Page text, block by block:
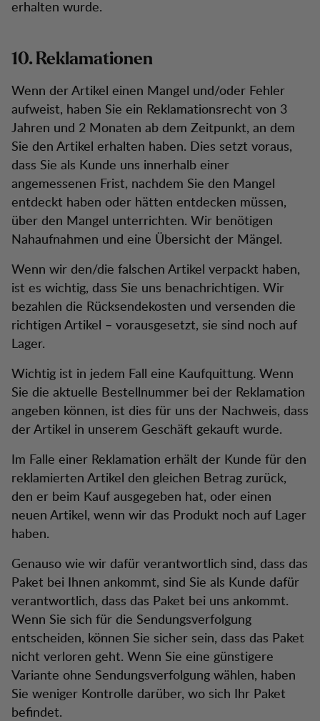
erhalten wurde.
10. Reklamationen
Wenn der Artikel einen Mangel und/oder Fehler
aufweist, haben Sie ein Reklamationsrecht von 3
Jahren und 2 Monaten ab dem Zeitpunkt, an dem
Sie den Artikel erhalten haben. Dies setzt voraus,
dass Sie als Kunde uns innerhalb einer
angemessenen Frist, nachdem Sie den Mangel
entdeckt haben oder hätten entdecken müssen,
über den Mangel unterrichten. Wir benötigen
Nahaufnahmen und eine Übersicht der Mängel.
Wenn wir den/die falschen Artikel verpackt haben,
ist es wichtig, dass Sie uns benachrichtigen. Wir
bezahlen die Rücksendekosten und versenden die
richtigen Artikel – vorausgesetzt, sie sind noch auf
Lager.
Wichtig ist in jedem Fall eine Kaufquittung. Wenn
Sie die aktuelle Bestellnummer bei der Reklamation
angeben können, ist dies für uns der Nachweis, dass
der Artikel in unserem Geschäft gekauft wurde.
Im Falle einer Reklamation erhält der Kunde für den
reklamierten Artikel den gleichen Betrag zurück,
den er beim Kauf ausgegeben hat, oder einen
neuen Artikel, wenn wir das Produkt noch auf Lager
haben.
Genauso wie wir dafür verantwortlich sind, dass das
Paket bei Ihnen ankommt, sind Sie als Kunde dafür
verantwortlich, dass das Paket bei uns ankommt.
Wenn Sie sich für die Sendungsverfolgung
entscheiden, können Sie sicher sein, dass das Paket
nicht verloren geht. Wenn Sie eine günstigere
Variante ohne Sendungsverfolgung wählen, haben
Sie weniger Kontrolle darüber, wo sich Ihr Paket
befindet.